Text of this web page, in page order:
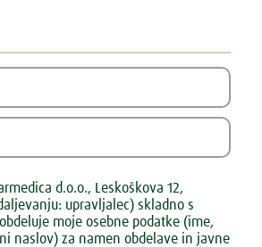
d.o.o., Leskoškova 12,
upravljalec) skladno s
moje osebne podatke (ime,
naslov) za namen obdelave in javne